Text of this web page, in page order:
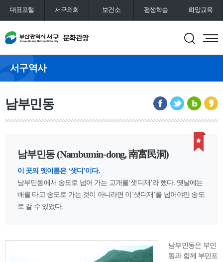
대표포털 서구의회 보건소 평생학습 희망교육
통합예약
서구역사
남부민동
남부민동 (Nambumin-dong, 南富民洞)
이 곳의 옛이름은 ‘샛디’이다.
남부민동에서 송도로 넘어 가는 고개를‘샛디재’라 했다. 옛날에는
배를 타고 송도로 가는 것이 아니라면 이‘샛디재’를 넘어야만 송도
로 갈 수 있었다.
남부민동은 부민
동과 함께 부민포